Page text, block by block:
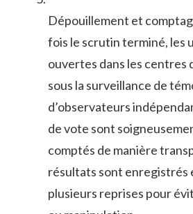
Dépouillement et
fois le scrutin terminé, les
ouvertes dans​ les centres
sous la surveillance‌ de
d’observateurs
de ​vote sont
comptés de ​manière
résultats sont enregistrés
⁢plusieurs reprises ‌pour